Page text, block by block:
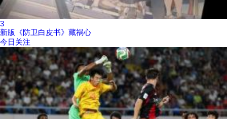
3
新版《防卫白皮书》藏祸心
今日关注